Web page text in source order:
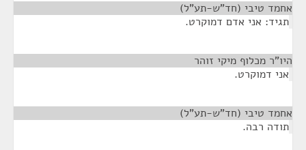
אחמד טיבי (חד"ש-תע"ל)
תגיד: אני אדם דמוקרט.
היו"ר מכלוף מיקי זוהר
אני דמוקרט.
אחמד טיבי (חד"ש-תע"ל)
תודה רבה.